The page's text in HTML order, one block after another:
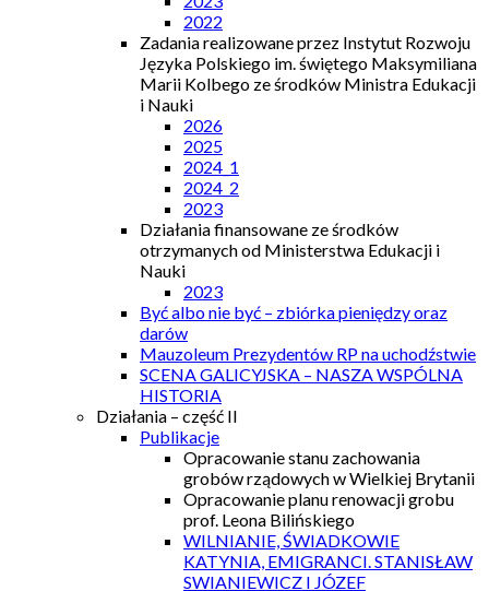
2022
Zadania realizowane przez Instytut Rozwoju
Języka Polskiego im. świętego Maksymiliana
Marii Kolbego ze środków Ministra Edukacji
i Nauki
2026
2025
2024_1
2024_2
2023
Działania finansowane ze środków
otrzymanych od Ministerstwa Edukacji i
Nauki
2023
Być albo nie być – zbiórka pieniędzy oraz
darów
Mauzoleum Prezydentów RP na uchodźstwie
SCENA GALICYJSKA – NASZA WSPÓLNA
HISTORIA
Działania – część II
Publikacje
Opracowanie stanu zachowania
grobów rządowych w Wielkiej Brytanii
Opracowanie planu renowacji grobu
prof. Leona Bilińskiego
WILNIANIE, ŚWIADKOWIE
KATYNIA, EMIGRANCI. STANISŁAW
SWIANIEWICZ I JÓZEF